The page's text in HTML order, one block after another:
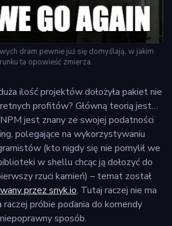
dram pewnie już się domyślają, w jakim
ta opowieść zmierza.
ilość projektów dołożyła pakiet nie
profitów? Główną teorią jest…
jest znany ze swojej podatności
polegające na wykorzystywaniu
(kto nigdy się nie pomylił we
w shellu chcąc ją dołozyć do
rzuci kamień) – temat został
przez snyk.io. Tutaj raczej nie ma
próbie podania do komendy
sposób.